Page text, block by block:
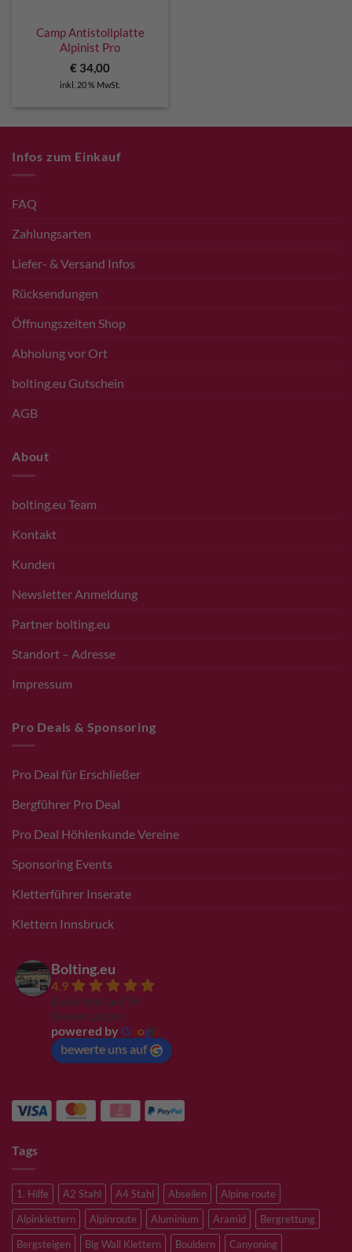
Camp Antistollplatte
Alpinist Pro
€ 34,00
inkl. 20 % MwSt.
Infos zum Einkauf
FAQ
Zahlungsarten
Liefer- & Versand Infos
Rücksendungen
Öffnungszeiten Shop
Abholung vor Ort
bolting.eu Gutschein
AGB
About
bolting.eu Team
Kontakt
Kunden
Newsletter Anmeldung
Partner bolting.eu
Standort – Adresse
Impressum
Pro Deals & Sponsoring
Pro Deal für Erschließer
Bergführer Pro Deal
Pro Deal Höhlenkunde Vereine
Sponsoring Events
Kletterführer Inserate
Klettern Innsbruck
Bolting.eu
4.9
Basierend auf 94
Bewertungen
powered by G ogl
bewerte uns auf
Tags
1. Hilfe A2 Stahl A4 Stahl Abseilen
Alpine route
Alpinklettern
Alpinroute Aluminium Aramid
Bergrettung
Bergsteigen
Big Wall Klettern Bouldern
Canyoning